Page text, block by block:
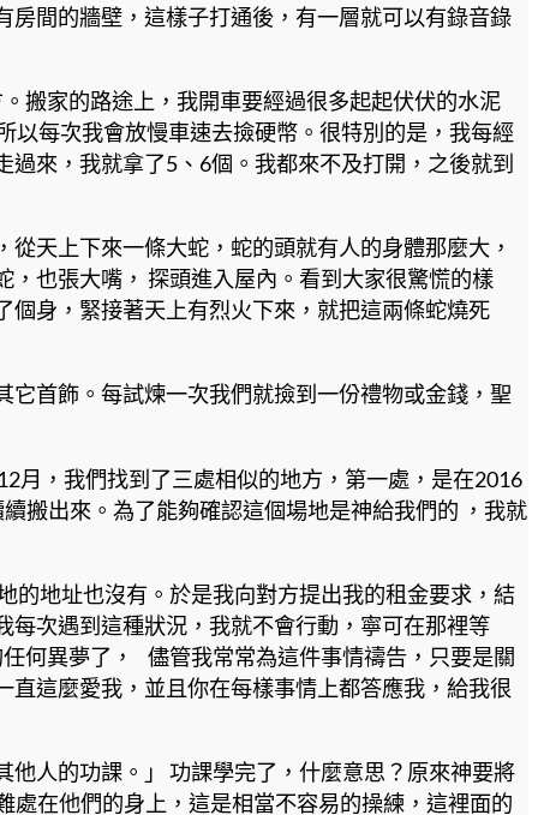
間的牆壁，這樣子打通後，有一層就可以有錄音錄
搬家的路途上，我開車要經過很多起起伏伏的水泥
以每次我會放慢車速去撿硬幣。很特別的是，我每經
來，我就拿了5、6個。我都來不及打開，之後就到
天上下來一條大蛇，蛇的頭就有人的身體那麼大，
也張大嘴， 探頭進入屋內。看到大家很驚慌的樣
身，緊接著天上有烈火下來，就把這兩條蛇燒死
首飾。每試煉一次我們就撿到一份禮物或金錢，聖
月，我們找到了三處相似的地方，第一處，是在2016
搬出來。為了能夠確認這個場地是神給我們的 ，我就
的地址也沒有。於是我向對方提出我的租金要求，結
次遇到這種狀況，我就不會行動，寧可在那裡等
何異夢了， 儘管我常常為這件事情禱告，只要是關
這麼愛我，並且你在每樣事情上都答應我，給我很
人的功課。」 功課學完了，什麼意思？原來神要將
處在他們的身上，這是相當不容易的操練，這裡面的